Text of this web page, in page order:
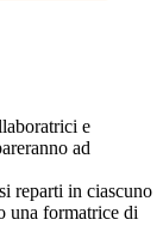
e
ad
reparti in ciascuno
una formatrice di